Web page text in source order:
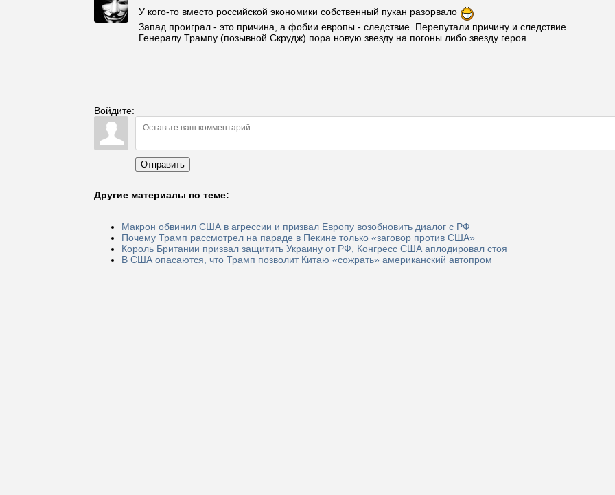
У кого-то вместо российской экономики собственный пукан разорвало
Запад проиграл - это причина, а фобии европы - следствие. Перепутали причину и следствие.
Генералу Трампу (позывной Скрудж) пора новую звезду на погоны либо звезду героя.
Войдите:
Отправить
Другие материалы по теме:
Макрон обвинил США в агрессии и призвал Европу возобновить диалог с РФ
Почему Трамп рассмотрел на параде в Пекине только «заговор против США»
Король Британии призвал защитить Украину от РФ, Конгресс США аплодировал стоя
В США опасаются, что Трамп позволит Китаю «сожрать» американский автопром